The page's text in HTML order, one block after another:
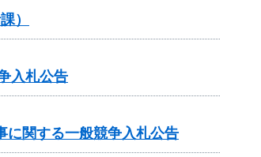
）
入札公告
に関する一般競争入札公告